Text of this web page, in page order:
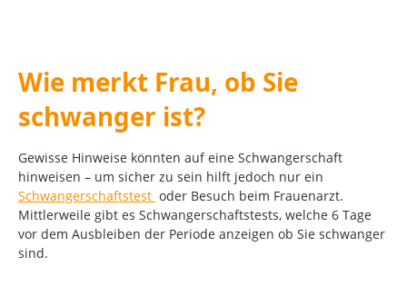
Wie merkt Frau, ob Sie
schwanger ist?
Gewisse Hinweise könnten auf eine Schwangerschaft
hinweisen – um sicher zu sein hilft jedoch nur ein
Schwangerschaftstest oder Besuch beim Frauenarzt.
Mittlerweile gibt es Schwangerschaftstests, welche 6 Tage
vor dem Ausbleiben der Periode anzeigen ob Sie schwanger
sind.